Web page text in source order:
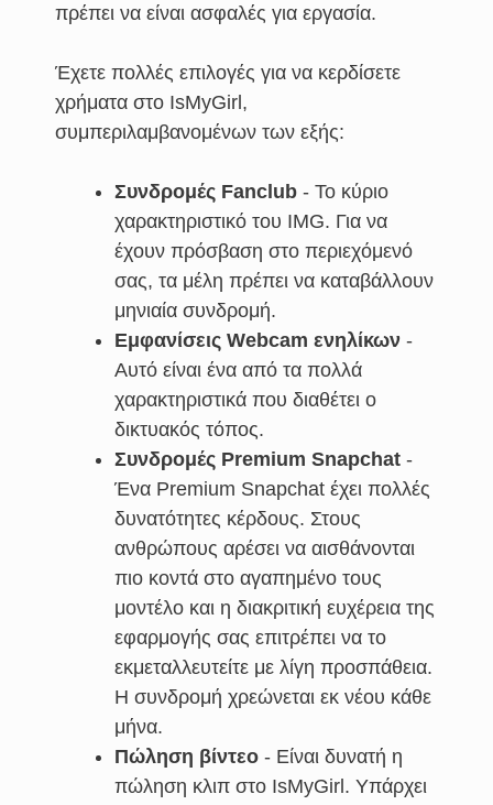
πρέπει να είναι ασφαλές για εργασία.
Έχετε πολλές επιλογές για να κερδίσετε
χρήματα στο IsMyGirl,
συμπεριλαμβανομένων των εξής:
Συνδρομές Fanclub - Το κύριο
χαρακτηριστικό του IMG. Για να
έχουν πρόσβαση στο περιεχόμενό
σας, τα μέλη πρέπει να καταβάλλουν
μηνιαία συνδρομή.
Εμφανίσεις Webcam ενηλίκων -
Αυτό είναι ένα από τα πολλά
χαρακτηριστικά που διαθέτει ο
δικτυακός τόπος.
Συνδρομές Premium Snapchat -
Ένα Premium Snapchat έχει πολλές
δυνατότητες κέρδους. Στους
ανθρώπους αρέσει να αισθάνονται
πιο κοντά στο αγαπημένο τους
μοντέλο και η διακριτική ευχέρεια της
εφαρμογής σας επιτρέπει να το
εκμεταλλευτείτε με λίγη προσπάθεια.
Η συνδρομή χρεώνεται εκ νέου κάθε
μήνα.
Πώληση βίντεο - Είναι δυνατή η
πώληση κλιπ στο IsMyGirl. Υπάρχει